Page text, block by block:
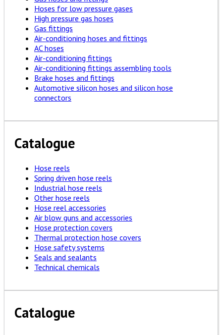
Hoses for low pressure gases
High pressure gas hoses
Gas fittings
Air-conditioning hoses and fittings
AC hoses
Air-conditioning fittings
Air-conditioning fittings assembling tools
Brake hoses and fittings
Automotive silicon hoses and silicon hose
connectors
Catalogue
Hose reels
Spring driven hose reels
Industrial hose reels
Other hose reels
Hose reel accessories
Air blow guns and accessories
Hose protection covers
Thermal protection hose covers
Hose safety systems
Seals and sealants
Technical chemicals
Catalogue